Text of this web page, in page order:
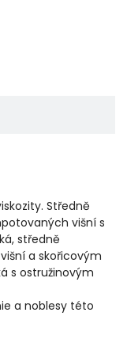
Středně
višní s
středně
a skořicovým
s ostružinovým
a noblesy této